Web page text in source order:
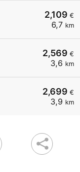
2,109 €
6,7 km
2,569 €
3,6 km
2,699 €
3,9 km